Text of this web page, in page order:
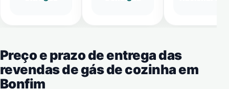
Preço e prazo de entrega das
revendas de gás de cozinha em
Bonfim